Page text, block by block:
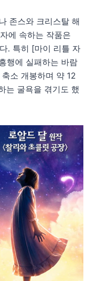
존스와 크리스탈 해
에 속하는 작품은
. 특히 [마이 리틀 자
행에 실패하는 바람
소 개봉하며 약 12
는 굴욕을 겪기도 했